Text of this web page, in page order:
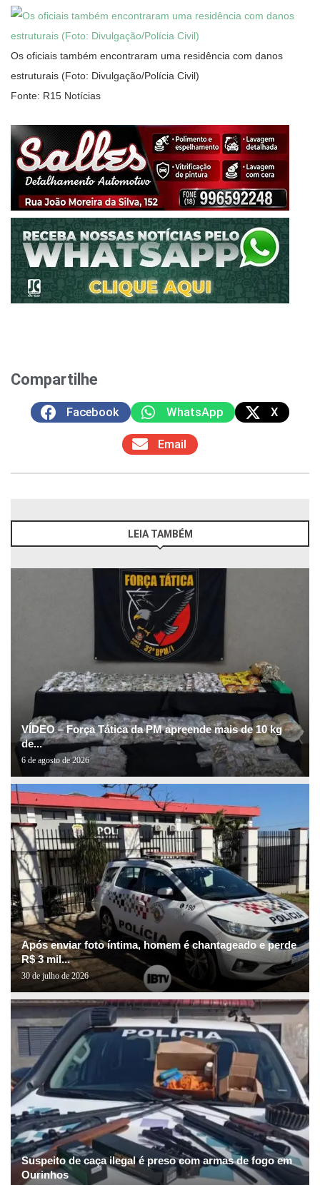
Os oficiais também encontraram uma residência com danos
estruturais (Foto: Divulgação/Polícia Civil)
Fonte: R15 Notícias
Compartilhe
Facebook WhatsApp X
Email
LEIA TAMBÉM
VÍDEO – Força Tática da PM apreende mais de 10 kg
de...
6 de agosto de 2026
Após enviar foto íntima, homem é chantageado e perde
R$ 3 mil...
30 de julho de 2026
Suspeito de caça ilegal é preso com armas de fogo em
Ourinhos